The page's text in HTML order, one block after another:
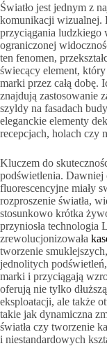
Światło jest jednym z
komunikacji wizualnej.
przyciągania ludzkiego
ograniczonej
ten fenomen,
świecący element,
marki przez całą dobę.
znajdują zastosowanie
szyldy na fasadach
eleganckie elementy
recepcjach, holach czy
Kluczem do
podświetlenia.
fluorescencyjne miały
rozproszenie światła,
stosunkowo krótka
przyniosła technologia
zrewolucjonizowała
tworzenie
jednolitych
marki i przyciągają
oferują nie tylko
eksploatacji, ale także
takie jak dynamiczna
światła czy tworzenie
i niestandardowych